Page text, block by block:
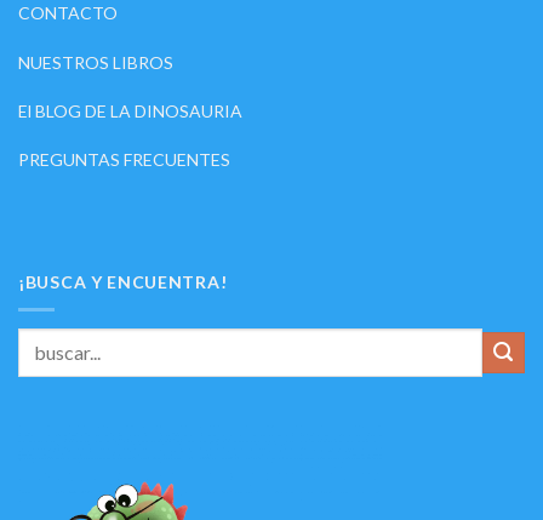
CONTACTO
NUESTROS LIBROS
El BLOG DE LA DINOSAURIA
PREGUNTAS FRECUENTES
¡BUSCA Y ENCUENTRA!